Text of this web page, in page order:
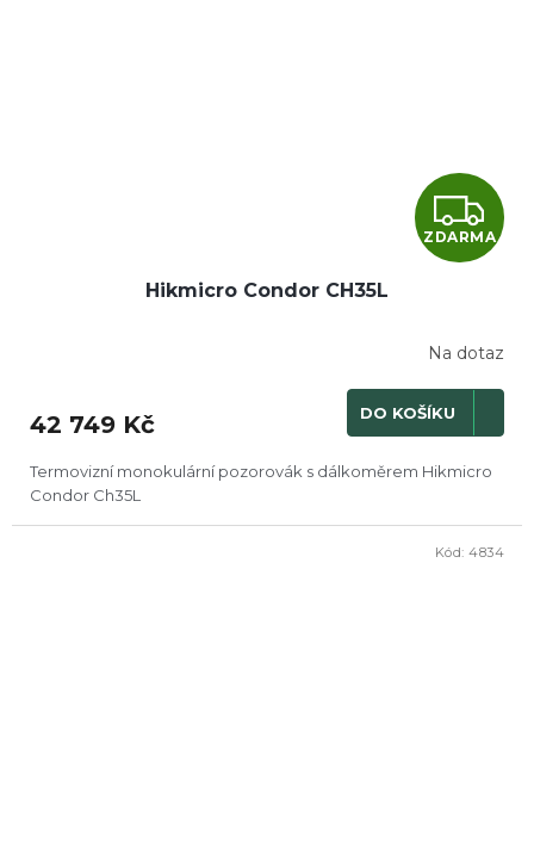
Z
D
R
M
A
ZDARMA
Hikmicro Condor CH35L
Na dotaz
42 749 Kč DO KOŠÍKU
Termovizní monokulární pozorovák s dálkoměrem Hikmicro
Condor Ch35L
Kód: 4834